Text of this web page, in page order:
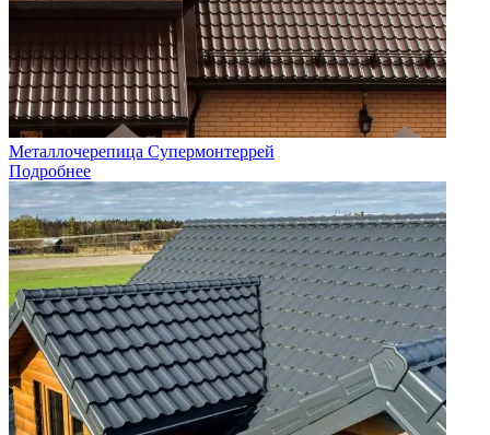
Металлочерепица Супермонтеррей
Подробнее